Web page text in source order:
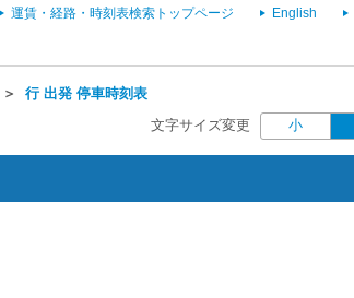
運賃・経路・時刻表検索トップページ English
＞ 行 出発 停車時刻表
文字サイズ変更 小